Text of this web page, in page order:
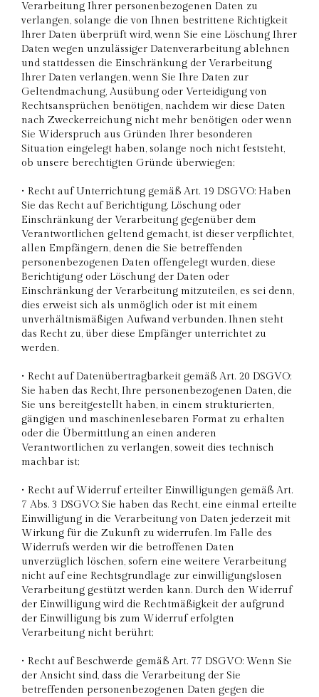
Verarbeitung Ihrer personenbezogenen Daten zu
verlangen, solange die von Ihnen bestrittene Richtigkeit
Ihrer Daten überprüft wird, wenn Sie eine Löschung Ihrer
Daten wegen unzulässiger Datenverarbeitung ablehnen
und stattdessen die Einschränkung der Verarbeitung
Ihrer Daten verlangen, wenn Sie Ihre Daten zur
Geltendmachung, Ausübung oder Verteidigung von
Rechtsansprüchen benötigen, nachdem wir diese Daten
nach Zweckerreichung nicht mehr benötigen oder wenn
Sie Widerspruch aus Gründen Ihrer besonderen
Situation eingelegt haben, solange noch nicht feststeht,
ob unsere berechtigten Gründe überwiegen;
• Recht auf Unterrichtung gemäß Art. 19 DSGVO: Haben
Sie das Recht auf Berichtigung, Löschung oder
Einschränkung der Verarbeitung gegenüber dem
Verantwortlichen geltend gemacht, ist dieser verpflichtet,
allen Empfängern, denen die Sie betreffenden
personenbezogenen Daten offengelegt wurden, diese
Berichtigung oder Löschung der Daten oder
Einschränkung der Verarbeitung mitzuteilen, es sei denn,
dies erweist sich als unmöglich oder ist mit einem
unverhältnismäßigen Aufwand verbunden. Ihnen steht
das Recht zu, über diese Empfänger unterrichtet zu
werden.
• Recht auf Datenübertragbarkeit gemäß Art. 20 DSGVO:
Sie haben das Recht, Ihre personenbezogenen Daten, die
Sie uns bereitgestellt haben, in einem strukturierten,
gängigen und maschinenlesebaren Format zu erhalten
oder die Übermittlung an einen anderen
Verantwortlichen zu verlangen, soweit dies technisch
machbar ist;
• Recht auf Widerruf erteilter Einwilligungen gemäß Art.
7 Abs. 3 DSGVO: Sie haben das Recht, eine einmal erteilte
Einwilligung in die Verarbeitung von Daten jederzeit mit
Wirkung für die Zukunft zu widerrufen. Im Falle des
Widerrufs werden wir die betroffenen Daten
unverzüglich löschen, sofern eine weitere Verarbeitung
nicht auf eine Rechtsgrundlage zur einwilligungslosen
Verarbeitung gestützt werden kann. Durch den Widerruf
der Einwilligung wird die Rechtmäßigkeit der aufgrund
der Einwilligung bis zum Widerruf erfolgten
Verarbeitung nicht berührt;
• Recht auf Beschwerde gemäß Art. 77 DSGVO: Wenn Sie
der Ansicht sind, dass die Verarbeitung der Sie
betreffenden personenbezogenen Daten gegen die